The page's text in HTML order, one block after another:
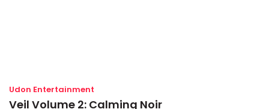
Udon Entertainment
Veil Volume 2: Calming Noir